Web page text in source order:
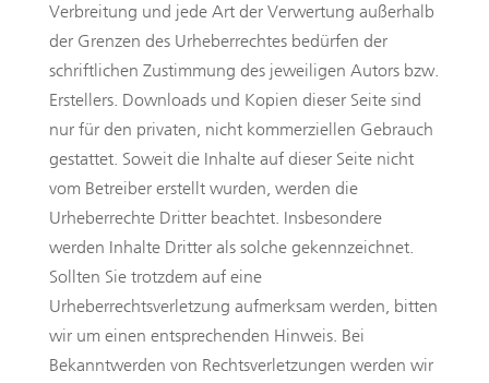
Verbreitung und jede Art der Verwertung außerhalb
der Grenzen des Urheberrechtes bedürfen der
schriftlichen Zustimmung des jeweiligen Autors bzw.
Erstellers. Downloads und Kopien dieser Seite sind
nur für den privaten, nicht kommerziellen Gebrauch
gestattet. Soweit die Inhalte auf dieser Seite nicht
vom Betreiber erstellt wurden, werden die
Urheberrechte Dritter beachtet. Insbesondere
werden Inhalte Dritter als solche gekennzeichnet.
Sollten Sie trotzdem auf eine
Urheberrechtsverletzung aufmerksam werden, bitten
wir um einen entsprechenden Hinweis. Bei
Bekanntwerden von Rechtsverletzungen werden wir